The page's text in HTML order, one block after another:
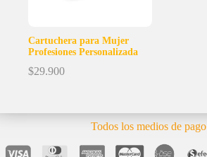
Cartuchera para Mujer
Profesiones Personalizada
$29.900
Todos los medios de pago